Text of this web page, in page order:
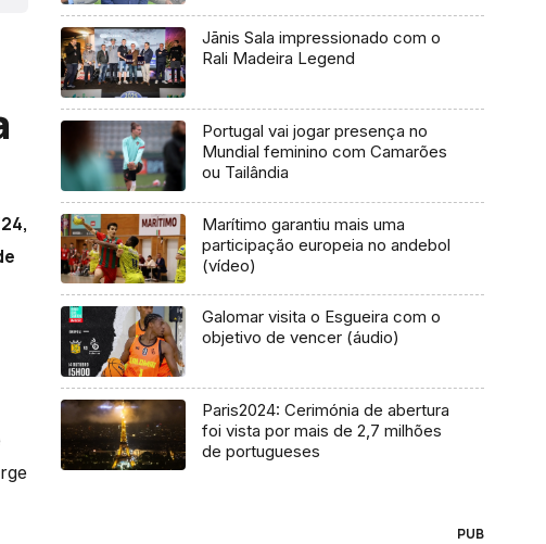
Jānis Sala impressionado com o
Rali Madeira Legend
Portugal vai jogar presença no
Mundial feminino com Camarões
ou Tailândia
Marítimo garantiu mais uma
participação europeia no andebol
(vídeo)
Galomar visita o Esgueira com o
objetivo de vencer (áudio)
Paris2024: Cerimónia de abertura
foi vista por mais de 2,7 milhões
de portugueses
PUB